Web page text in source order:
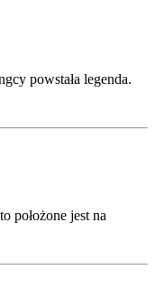
powstała legenda.
położone jest na